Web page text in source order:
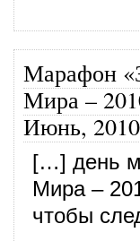
Марафон
Мира –
Июнь, 2010
[…] день
Мира –
чтобы